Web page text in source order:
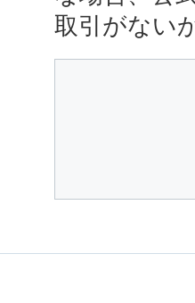
取引がない